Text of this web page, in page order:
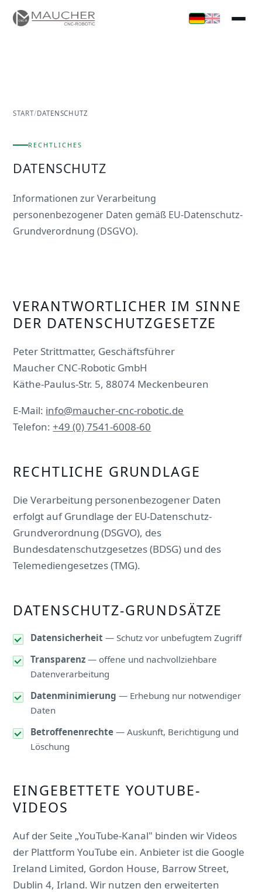
START/DATENSCHUTZ
RECHTLICHES
DATENSCHUTZ
Informationen zur Verarbeitung
personenbezogener Daten gemäß EU-Datenschutz-
Grundverordnung (DSGVO).
VERANTWORTLICHER IM SINNE
DER DATENSCHUTZGESETZE
Peter Strittmatter, Geschäftsführer
Maucher CNC-Robotic GmbH
Käthe-Paulus-Str. 5, 88074 Meckenbeuren
E-Mail: info@maucher-cnc-robotic.de
Telefon:+49 (0) 7541-6008-60
RECHTLICHE GRUNDLAGE
Die Verarbeitung personenbezogener Daten
erfolgt auf Grundlage der EU-Datenschutz-
Grundverordnung (DSGVO), des
Bundesdatenschutzgesetzes (BDSG) und des
Telemediengesetzes (TMG).
DATENSCHUTZ-GRUNDSÄTZE
Datensicherheit — Schutz vor unbefugtem Zugriff
Transparenz — offene und nachvollziehbare
Datenverarbeitung
Datenminimierung — Erhebung nur notwendiger
Daten
Betroffenenrechte — Auskunft, Berichtigung und
Löschung
EINGEBETTETE YOUTUBE-
VIDEOS
Auf der Seite „YouTube-Kanal" binden wir Videos
der Plattform YouTube ein. Anbieter ist die Google
Ireland Limited, Gordon House, Barrow Street,
Dublin 4, Irland. Wir nutzen den erweiterten